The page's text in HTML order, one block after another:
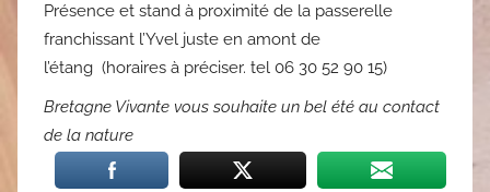
Présence et stand à proximité de la passerelle
franchissant l’Yvel juste en amont de
l’étang (horaires à préciser. tel 06 30 52 90 15)
Bretagne Vivante vous souhaite un bel été au contact
de la nature